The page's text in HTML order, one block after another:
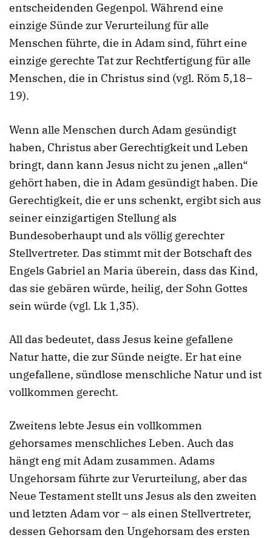
entscheidenden Gegenpol. Während eine
einzige Sünde zur Verurteilung für alle
Menschen führte, die in Adam sind, führt eine
einzige gerechte Tat zur Rechtfertigung für alle
Menschen, die in Christus sind (vgl. Röm 5,18–
19).
Wenn alle Menschen durch Adam gesündigt
haben, Christus aber Gerechtigkeit und Leben
bringt, dann kann Jesus nicht zu jenen „allen“
gehört haben, die in Adam gesündigt haben. Die
Gerechtigkeit, die er uns schenkt, ergibt sich aus
seiner einzigartigen Stellung als
Bundesoberhaupt und als völlig gerechter
Stellvertreter. Das stimmt mit der Botschaft des
Engels Gabriel an Maria überein, dass das Kind,
das sie gebären würde, heilig, der Sohn Gottes
sein würde (vgl. Lk 1,35).
All das bedeutet, dass Jesus keine gefallene
Natur hatte, die zur Sünde neigte. Er hat eine
ungefallene, sündlose menschliche Natur und ist
vollkommen gerecht.
Zweitens lebte Jesus ein vollkommen
gehorsames menschliches Leben. Auch das
hängt eng mit Adam zusammen. Adams
Ungehorsam führte zur Verurteilung, aber das
Neue Testament stellt uns Jesus als den zweiten
und letzten Adam vor – als einen Stellvertreter,
dessen Gehorsam den Ungehorsam des ersten